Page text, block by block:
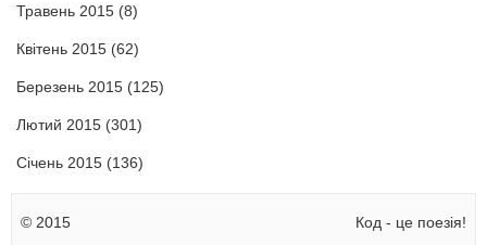
Травень 2015 (8)
Квітень 2015 (62)
Березень 2015 (125)
Лютий 2015 (301)
Січень 2015 (136)
© 2015 Код - це поезія!